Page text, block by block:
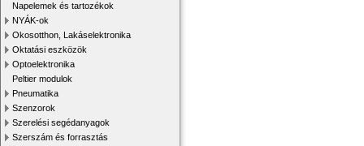
Napelemek és tartozékok
NYÁK-ok
Okosotthon, Lakáselektronika
Oktatási eszközök
Optoelektronika
Peltier modulok
Pneumatika
Szenzorok
Szerelési segédanyagok
Szerszám és forrasztás